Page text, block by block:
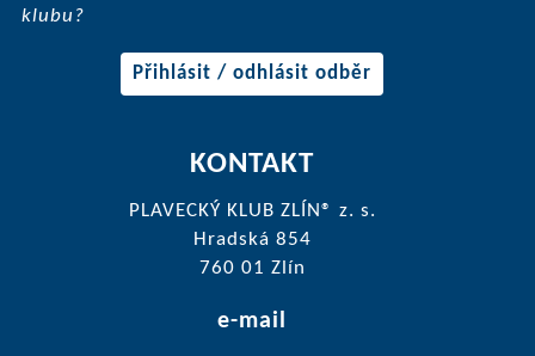
klubu?
Přihlásit / odhlásit odběr
KONTAKT
PLAVECKÝ KLUB ZLÍN® z. s.
Hradská 854
760 01 Zlín
e-mail